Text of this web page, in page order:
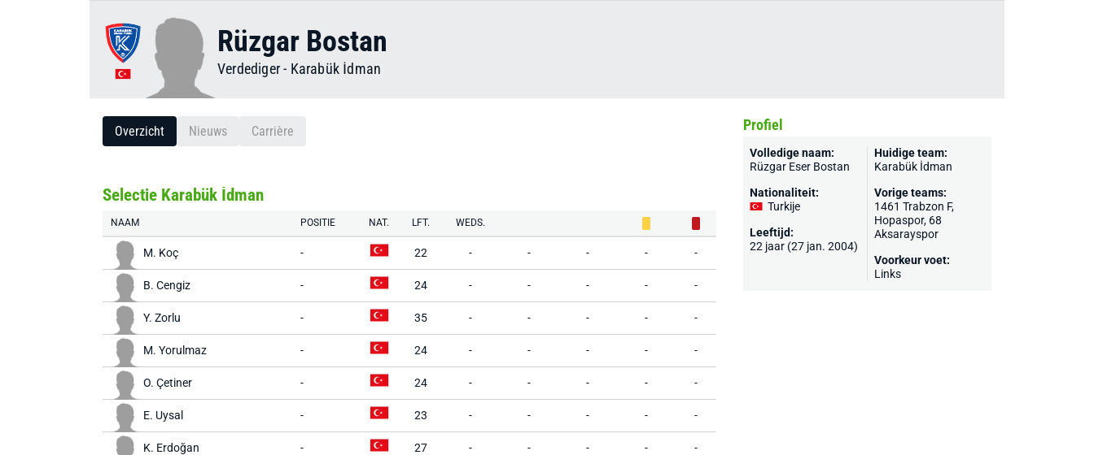
Rüzgar Bostan
Verdediger- Karabük İdman
Overzicht Nieuws Carrière
Selectie Karabük İdman
NAAM POSITIE NAT. LFT. WEDS.
M. Koç - 22 - - - - -
B. Cengiz - 24 - - - - -
Y. Zorlu - 35 - - - - -
M. Yorulmaz - 24 - - - - -
O. Çetiner - 24 - - - - -
E. Uysal - 23 - - - - -
K. Erdoğan - 27 - - - - -
Profiel
Volledige naam:
Rüzgar Eser Bostan
Nationaliteit:
Turkije
Leeftijd:
22 jaar (27 jan. 2004)
Huidige team:
Karabük İdman
Vorige teams:
1461 Trabzon F,
Hopaspor, 68
Aksarayspor
Voorkeur voet:
Links